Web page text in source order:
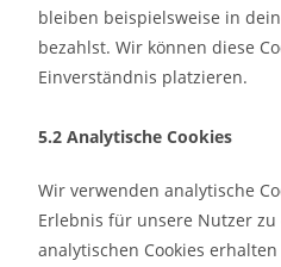
bleiben beispielsweise in
bezahlst. Wir können diese
Einverständnis platzieren.
5.2 Analytische Cookies
Wir verwenden analytische
Erlebnis für unsere Nutzer
analytischen Cookies